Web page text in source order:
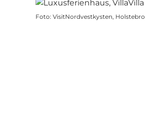
Foto: VisitNordvestkysten, Holstebro